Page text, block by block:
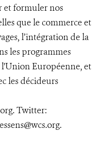
et formuler nos
que le commerce et
l’intégration de la
les programmes
Européenne, et
les décideurs
. Twitter:
.